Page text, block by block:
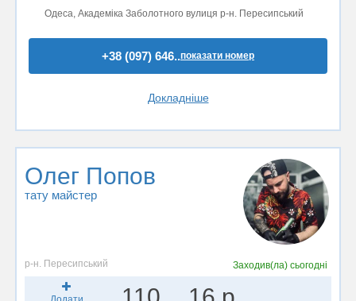
Одеса, Академіка Заболотного вулиця р-н. Пересипський
+38 (097) 646..показати номер
Докладніше
Олег Попов
тату майстер
р-н. Пересипський Заходив(ла)сьогодні